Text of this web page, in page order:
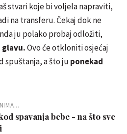
stvari koje bi voljela napraviti,
na transferu. Čekaj dok ne
ju polako probaj odložiti,
glavu.Ovo će otkloniti osjećaj
spuštanja, a što ju ponekad
spavanja bebe - na što sve